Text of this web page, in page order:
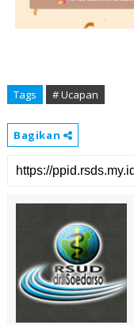
Tags # Ucapan
Bagikan